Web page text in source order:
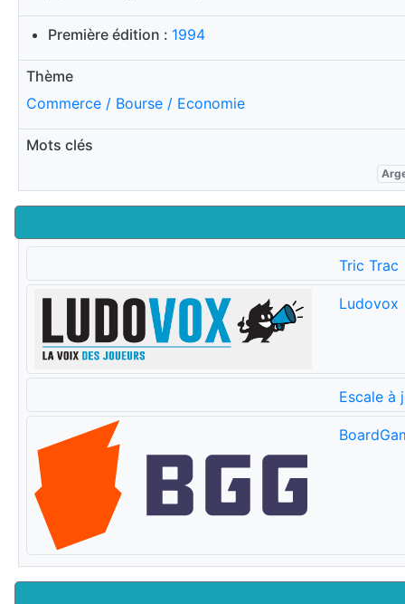
Première édition : 1994
Thème
Commerce / Bourse / Economie
Mots clés
Tric Trac
Ludovox
Escale à